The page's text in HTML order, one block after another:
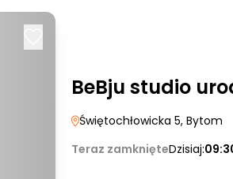
BeBju studio
Świętochłowicka 5, Bytom
Teraz zamknięteDzisiaj: